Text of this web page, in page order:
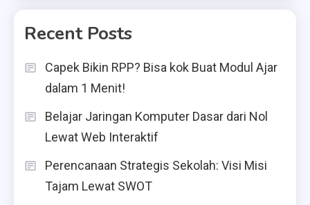
Recent Posts
Capek Bikin RPP? Bisa kok Buat Modul Ajar
dalam 1 Menit!
Belajar Jaringan Komputer Dasar dari Nol
Lewat Web Interaktif
Perencanaan Strategis Sekolah: Visi Misi
Tajam Lewat SWOT